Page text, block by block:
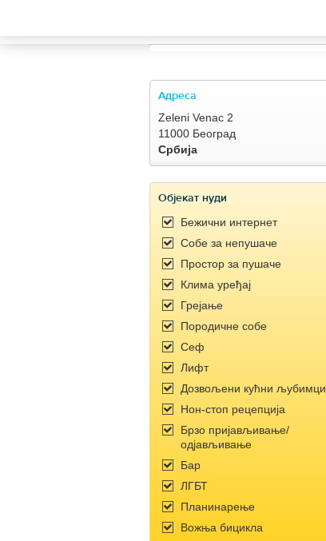
Адреса
Zeleni Venac 2
11000 Београд
Србија
Објекат нуди
Бежични интернет
Собe за непушаче
Простор за пушаче
Клима уређај
Грејање
Породичне собе
Сеф
Лифт
Дозвољени кућни љубимци
Нон-стоп рецепција
Брзо пријављивање/
одјављивање
Бар
ЛГБТ
Планинарење
Вожња бицикла
Property management system